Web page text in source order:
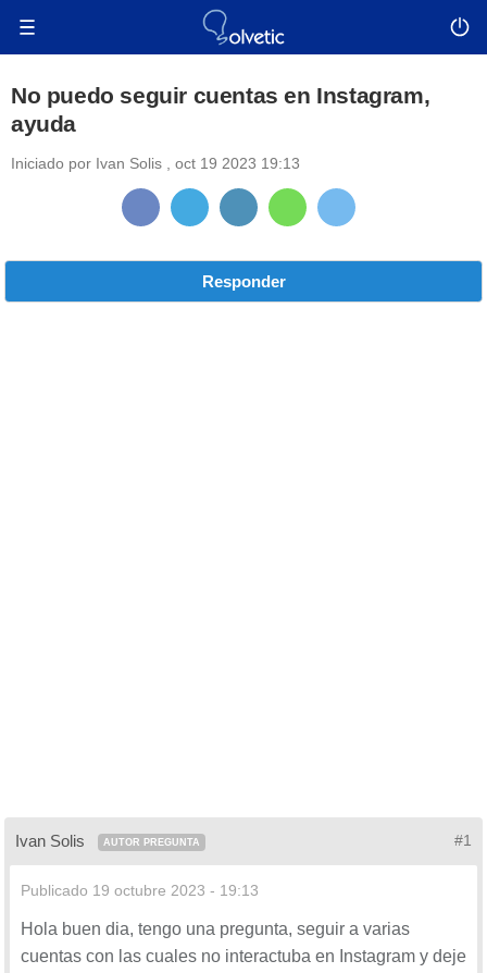
No puedo seguir cuentas en Instagram,
ayuda
Iniciado por Ivan Solis oct 19 2023 19:13
Responder
Ivan Solis AUTOR PREGUNTA #1
Publicado 19 octubre 2023 - 19:13
Hola buen dia, tengo una pregunta, seguir a varias
cuentas con las cuales no interactuba en Instagram y deje